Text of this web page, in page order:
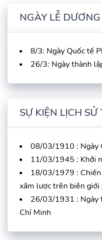
NGÀY LỄ
8/3: Ngày Quốc tế
26/3: Ngày thành
SỰ KIỆN LỊCH
08/03/1910 : Ngày
11/03/1945 : Khởi
18/03/1979 : Chiến
xâm lược trên biên giới
26/03/1931 : Ngày
Chí Minh